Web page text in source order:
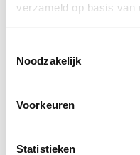
verzameld op basis van
Noodzakelijk
Voorkeuren
Statistieken